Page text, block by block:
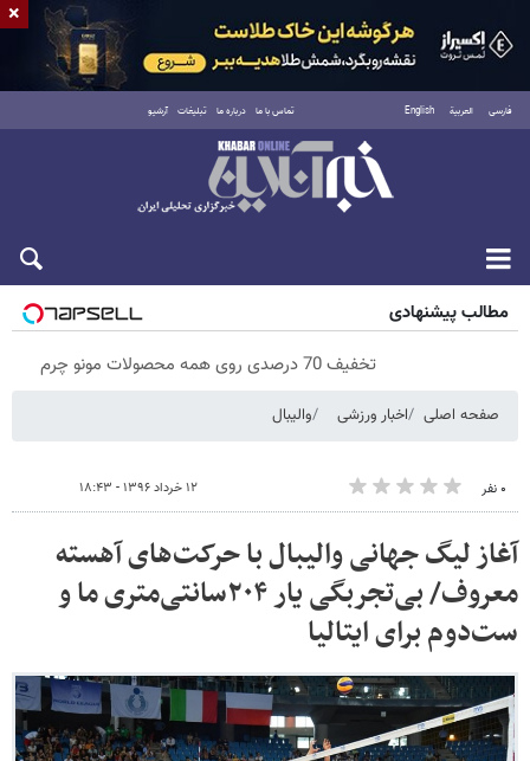
فارسی العربية English تماس با ما درباره ما تبلیغات آرشیو
پنجشنبه ۱۵ مرداد ۱۴۰۵
مطالب پیشنهادی
تخفیف 70 درصدی روی همه محصولات مونو چرم
صفحه اصلی اخبار ورزشی والیبال
۰ نفر ۱۲ خرداد ۱۳۹۶ - ۱۸:۴۳
آغاز لیگ جهانی والیبال با حرکت‌های آهسته
معروف/ بی‌تجربگی یار ۲۰۴سانتی‌متری ما و
ست‌دوم برای ایتالیا
×